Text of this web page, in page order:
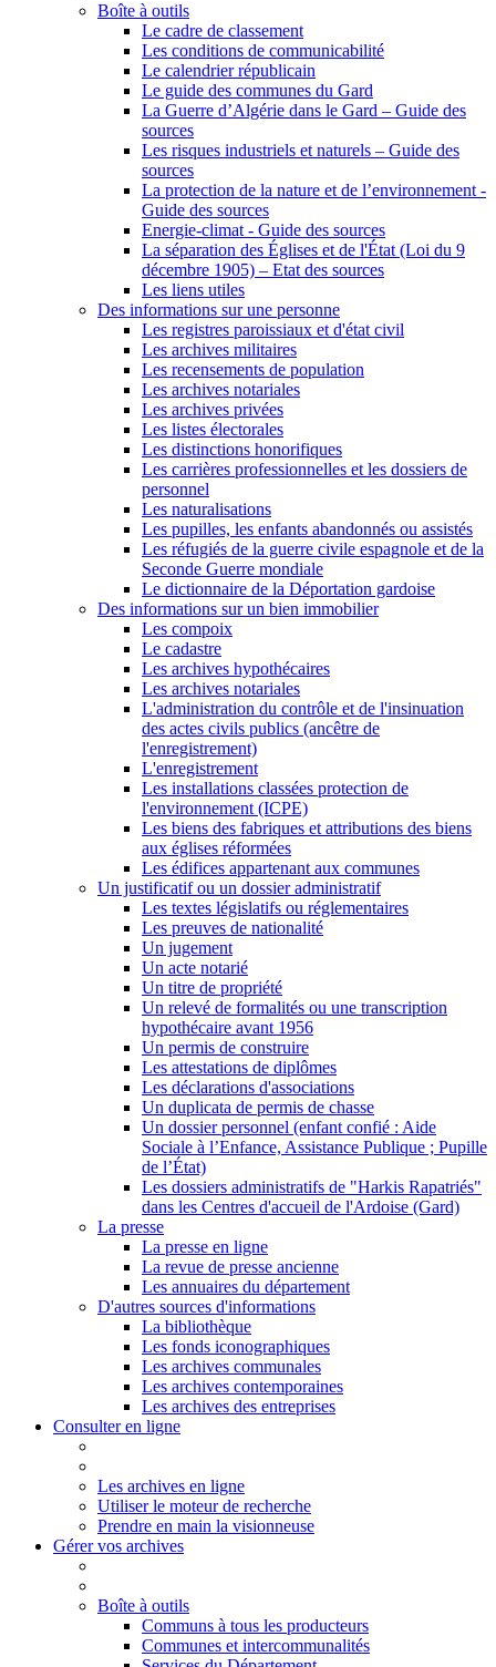
Boîte à outils
Le cadre de classement
Les conditions de communicabilité
Le calendrier républicain
Le guide des communes du Gard
La Guerre d’Algérie dans le Gard – Guide des
sources
Les risques industriels et naturels – Guide des
sources
La protection de la nature et de l’environnement -
Guide des sources
Energie-climat - Guide des sources
La séparation des Églises et de l'État (Loi du 9
décembre 1905) – Etat des sources
Les liens utiles
Des informations sur une personne
Les registres paroissiaux et d'état civil
Les archives militaires
Les recensements de population
Les archives notariales
Les archives privées
Les listes électorales
Les distinctions honorifiques
Les carrières professionnelles et les dossiers de
personnel
Les naturalisations
Les pupilles, les enfants abandonnés ou assistés
Les réfugiés de la guerre civile espagnole et de la
Seconde Guerre mondiale
Le dictionnaire de la Déportation gardoise
Des informations sur un bien immobilier
Les compoix
Le cadastre
Les archives hypothécaires
Les archives notariales
L'administration du contrôle et de l'insinuation
des actes civils publics (ancêtre de
l'enregistrement)
L'enregistrement
Les installations classées protection de
l'environnement (ICPE)
Les biens des fabriques et attributions des biens
aux églises réformées
Les édifices appartenant aux communes
Un justificatif ou un dossier administratif
Les textes législatifs ou réglementaires
Les preuves de nationalité
Un jugement
Un acte notarié
Un titre de propriété
Un relevé de formalités ou une transcription
hypothécaire avant 1956
Un permis de construire
Les attestations de diplômes
Les déclarations d'associations
Un duplicata de permis de chasse
Un dossier personnel (enfant confié : Aide
Sociale à l’Enfance, Assistance Publique ; Pupille
de l’État)
Les dossiers administratifs de "Harkis Rapatriés"
dans les Centres d'accueil de l'Ardoise (Gard)
La presse
La presse en ligne
La revue de presse ancienne
Les annuaires du département
D'autres sources d'informations
La bibliothèque
Les fonds iconographiques
Les archives communales
Les archives contemporaines
Les archives des entreprises
Consulter en ligne
Les archives en ligne
Utiliser le moteur de recherche
Prendre en main la visionneuse
Gérer vos archives
Boîte à outils
Communs à tous les producteurs
Communes et intercommunalités